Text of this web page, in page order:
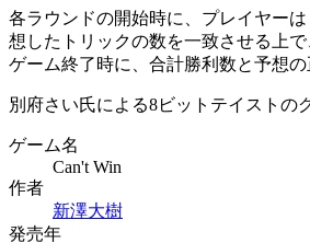
各ラウンドの開始時に、プレイヤー
想したトリックの数を一致させる上
ゲーム終了時に、合計勝利数と予想
別府さい氏による8ビットテイストの
ゲーム名
Can't Win
作者
新澤大樹
発売年